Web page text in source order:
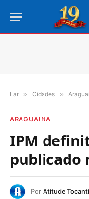
Lar » Cidades »
ARAGUAINA
IPM
publicado
Por Atitude